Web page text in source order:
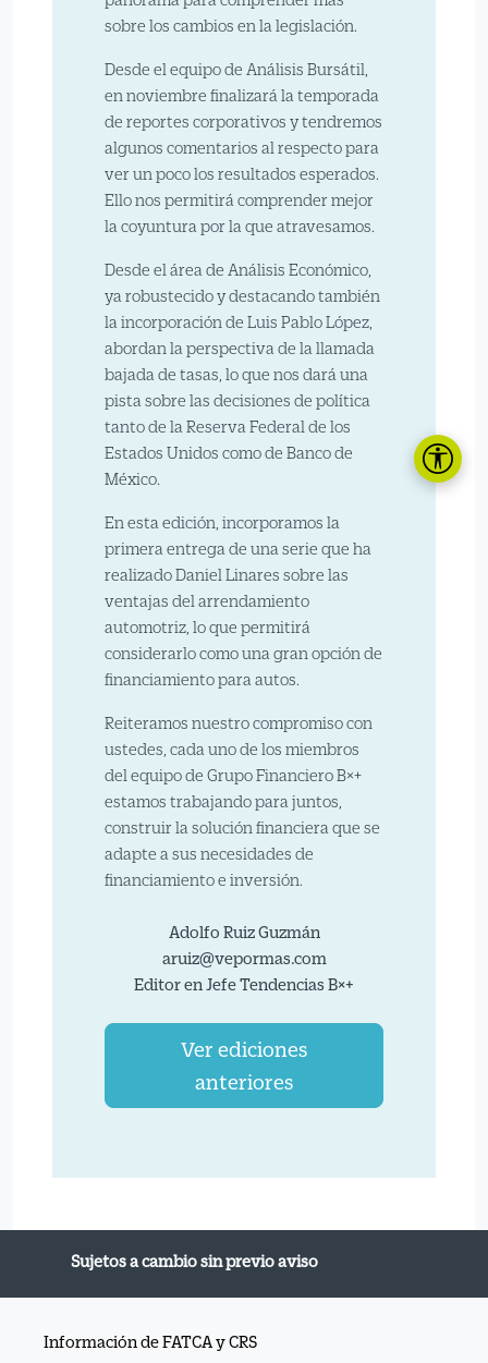
sobre los cambios en la legislación.
Desde el equipo de Análisis Bursátil,
en noviembre finalizará la temporada
de reportes corporativos y tendremos
algunos comentarios al respecto para
ver un poco los resultados esperados.
Ello nos permitirá comprender mejor
la coyuntura por la que atravesamos.
Desde el área de Análisis Económico,
ya robustecido y destacando también
la incorporación de Luis Pablo López,
abordan la perspectiva de la llamada
bajada de tasas, lo que nos dará una
pista sobre las decisiones de política
tanto de la Reserva Federal de los
Estados Unidos como de Banco de
México.
En esta edición, incorporamos la
primera entrega de una serie que ha
realizado Daniel Linares sobre las
ventajas del arrendamiento
automotriz, lo que permitirá
considerarlo como una gran opción de
financiamiento para autos.
Reiteramos nuestro compromiso con
ustedes, cada uno de los miembros
del equipo de Grupo Financiero B×+
estamos trabajando para juntos,
construir la solución financiera que se
adapte a sus necesidades de
financiamiento e inversión.
Adolfo Ruiz Guzmán
aruiz@vepormas.com
Editor en Jefe Tendencias B×+
Ver ediciones
anteriores
Sujetos a cambio sin previo aviso
Información de FATCA y CRS